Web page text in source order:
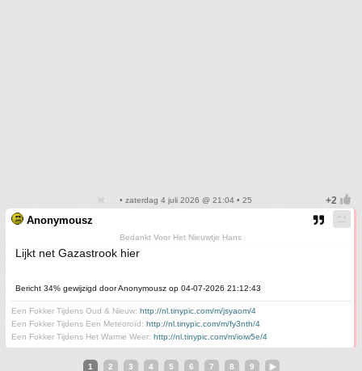
• zaterdag 4 juli 2026 @ 21:04 • 25
Anonymousz
Bedankt Voor Het Nieuwtje Hans
Lijkt net Gazastrook hier
Bericht 34% gewijzigd door Anonymousz op 04-07-2026 21:12:43
Een Fokker Tijdens Oud & Nieuw: http://nl.tinypic.com/m/jsyaom/4
Een Fokker Tijdens Een Meteoroïd: http://nl.tinypic.com/m/fy3nth/4
Een Fokker Tijdens Het Warme Weer: http://nl.tinypic.com/m/ioiw5e/4
1 2 3 4 5 6 7 8 9